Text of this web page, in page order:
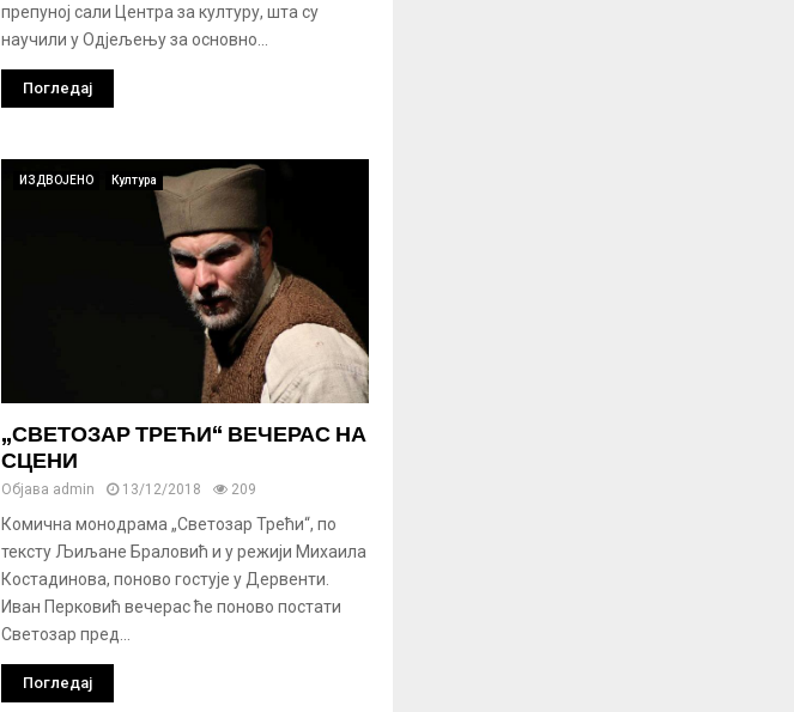
препуној сали Центра за културу, шта су
научили у Одјељењу за основно...
Погледај
ИЗДВОЈЕНО Култура
„СВЕТОЗАР ТРЕЋИ“ ВЕЧЕРАС НА
СЦЕНИ
Објава admin 13/12/2018 209
Комична монодрама „Светозар Трећи“, по
тексту Љиљане Браловић и у режији Михаила
Костадинова, поново гостује у Дервенти.
Иван Перковић вечерас ће поново постати
Светозар пред...
Погледај